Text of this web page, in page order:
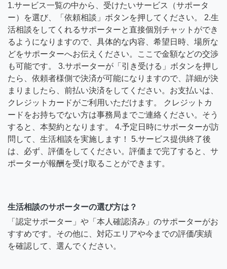
1.サービス一覧の中から、受けたいサービス（サポータ
ー）を選び、「依頼相談」ボタンを押してください。 2.生
活相談をしてくれるサポーターと直接個別チャットができ
るようになりますので、具体的な内容、希望日時、場所な
どをサポーターへお伝えください。ここで金額などの交渉
も可能です。 3.サポーターが「引き受ける」ボタンを押し
たら、依頼者様側で決済が可能になりますので、詳細が決
まりましたら、前払い決済をしてください。お支払いは、
クレジットカードがご利用いただけます。 クレジットカ
ードをお持ちでない方は事務局までご連絡ください。そう
すると、本契約となります。 4.予定日時にサポーターが訪
問して、生活相談を実施します！ 5.サービス提供終了後
は、必ず、評価をしてください。評価まで完了すると、サ
ポーターが報酬を受け取ることができます。
生活相談のサポーターの選び方は？
「認定サポーター」や「本人確認済み」のサポーターがお
すすめです。その他に、対応エリアや今までの評価/実績
を確認して、選んでください。